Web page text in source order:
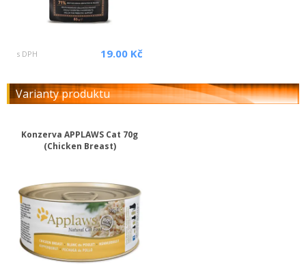
s DPH 19.00 Kč
Varianty produktu
Konzerva APPLAWS Cat 70g
(Chicken Breast)